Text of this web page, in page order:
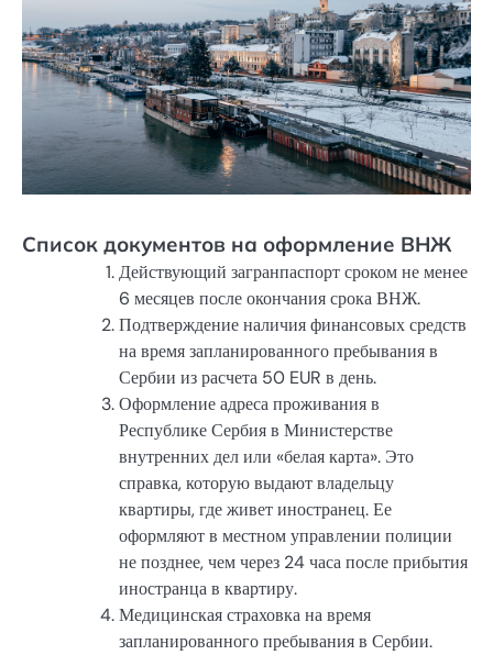
Список документов на оформление ВНЖ
Действующий загранпаспорт сроком не менее
6 месяцев после окончания срока ВНЖ.
Подтверждение наличия финансовых средств
на время запланированного пребывания в
Сербии из расчета 50 EUR в день.
Оформление адреса проживания в
Республике Сербия в Министерстве
внутренних дел или «белая карта». Это
справка, которую выдают владельцу
квартиры, где живет иностранец. Ее
оформляют в местном управлении полиции
не позднее, чем через 24 часа после прибытия
иностранца в квартиру.
Медицинская страховка на время
запланированного пребывания в Сербии.